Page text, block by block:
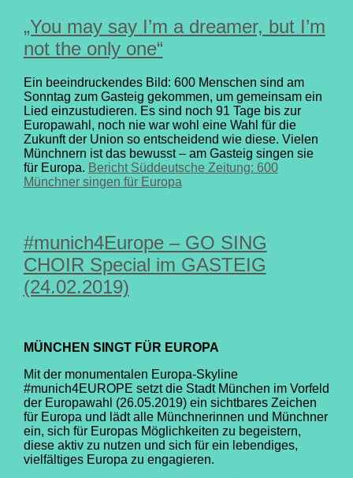
„You may say I’m a dreamer, but I’m
not the only one“
Ein beeindruckendes Bild: 600 Menschen sind am
Sonntag zum Gasteig gekommen, um gemeinsam ein
Lied einzustudieren. Es sind noch 91 Tage bis zur
Europawahl, noch nie war wohl eine Wahl für die
Zukunft der Union so entscheidend wie diese. Vielen
Münchnern ist das bewusst – am Gasteig singen sie
für Europa. Bericht Süddeutsche Zeitung: 600
Münchner singen für Europa
#munich4Europe – GO SING
CHOIR Special im GASTEIG
(24.02.2019)
MÜNCHEN SINGT FÜR EUROPA
Mit der monumentalen Europa-Skyline
#munich4EUROPE setzt die Stadt München im Vorfeld
der Europawahl (26.05.2019) ein sichtbares Zeichen
für Europa und lädt alle Münchnerinnen und Münchner
ein, sich für Europas Möglichkeiten zu begeistern,
diese aktiv zu nutzen und sich für ein lebendiges,
vielfältiges Europa zu engagieren.